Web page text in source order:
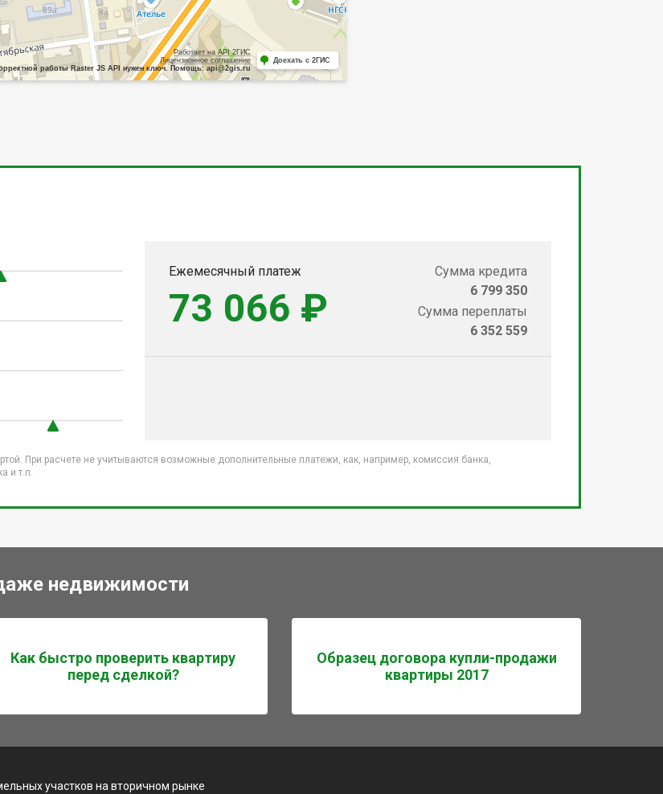
Работает на API 2ГИС
Лицензионное соглашение
работы Raster JS API нужен ключ. Помощь: api@2gis.ru
Доехать с 2ГИС
Ежемесячный платеж
73 066 ₽
Сумма кредита
6 799 350
Сумма переплаты
6 352 559
При расчете не учитываются возможные дополнительные платежи, как, например, комиссия банка,
и т.п.
недвижимости
Как быстро проверить квартиру
перед сделкой?
Образец договора купли-продажи
квартиры 2017
участков на вторичном рынке